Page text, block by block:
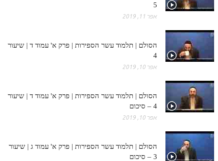
5
אפר 11, 2019
הסולם | תלמוד עשר הספירות | פרק א' עמוד ד | שיעור
4
אפר 10, 2019
הסולם | תלמוד עשר הספירות | פרק א' עמוד ד | שיעור
4 – סיכום
אפר 10, 2019
הסולם | תלמוד עשר הספירות | פרק א' עמוד ג | שיעור
3 – סיכום